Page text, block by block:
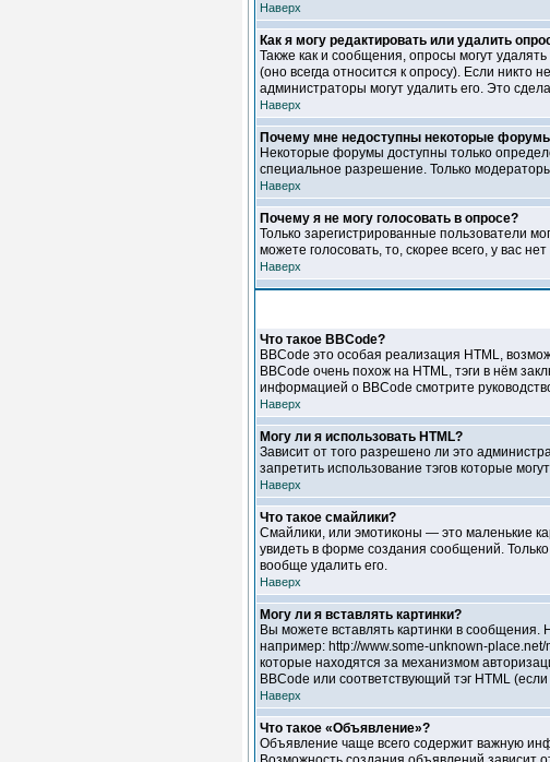
Наверх
Как я могу редактировать или удалить
Также как и сообщения, опросы могут
(оно всегда относится к опросу). Если никто
администраторы могут удалить его. Это
Наверх
Почему мне недоступны некоторые
Некоторые форумы доступны только
специальное разрешение. Только
Наверх
Почему я не могу голосовать в опросе?
Только зарегистрированные пользователи
можете голосовать, то, скорее всего, у вас
Наверх
Что такое BBCode?
BBCode это особая реализация HTML,
BBCode очень похож на HTML, тэги в нём
информацией о BBCode смотрите
Наверх
Могу ли я использовать HTML?
Зависит от того разрешено ли это
запретить использование тэгов которые
Наверх
Что такое смайлики?
Смайлики, или эмотиконы — это маленькие
увидеть в форме создания сообщений.
вообще удалить его.
Наверх
Могу ли я вставлять картинки?
Вы можете вставлять картинки в сообщения.
например: http://www.some-unknown-
которые находятся за механизмом
BBCode или соответствующий тэг HTML
Наверх
Что такое «Объявление»?
Объявление чаще всего содержит важную